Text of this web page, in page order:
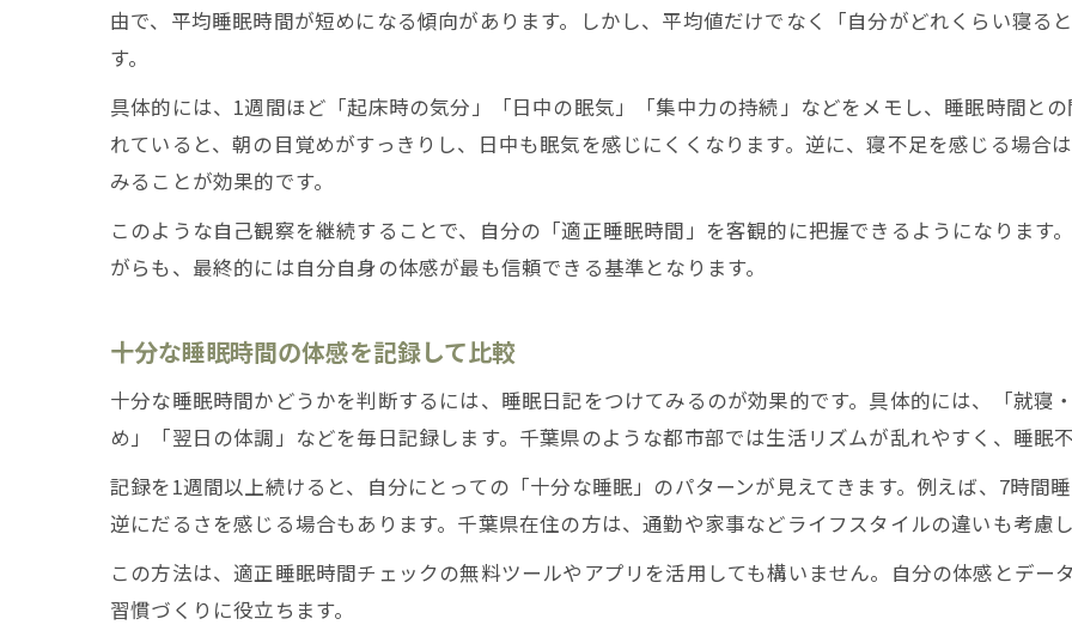
千葉県民の睡眠時間改善に向けたチェック方法
睡眠不足を招く生活習慣の見直しポイント
適正な睡眠時間をチェックする無料ツール活用術
十分な睡眠が取れているか簡単に見極める方法
長時間寝ても疲れが取れない原因と対策
橋本環奈やタモリの睡眠習慣を参考にする方法
短時間睡眠でも健康に過ごすコツはあるのか
有名人の睡眠時間を自分に当てはめるポイント
理想的な睡眠と実生活のバランスを考える視点
無理せず続く睡眠習慣を作るヒント
由で、平均睡眠時間が短めになる傾向があります。しかし、平均値だけでなく「自分がどれくらい寝る
す。
具体的には、1週間ほど「起床時の気分」「日中の眠気」「集中力の持続」などをメモし、睡眠時間と
れていると、朝の目覚めがすっきりし、日中も眠気を感じにくくなります。逆に、寝不足を感じる場合
みることが効果的です。
このような自己観察を継続することで、自分の「適正睡眠時間」を客観的に把握できるようになります
がらも、最終的には自分自身の体感が最も信頼できる基準となります。
十分な睡眠時間の体感を記録して比較
十分な睡眠時間かどうかを判断するには、睡眠日記をつけてみるのが効果的です。具体的には、「就寝
め」「翌日の体調」などを毎日記録します。千葉県のような都市部では生活リズムが乱れやすく、睡眠
記録を1週間以上続けると、自分にとっての「十分な睡眠」のパターンが見えてきます。例えば、7時間
逆にだるさを感じる場合もあります。千葉県在住の方は、通勤や家事などライフスタイルの違いも考慮
この方法は、適正睡眠時間チェックの無料ツールやアプリを活用しても構いません。自分の体感とデー
習慣づくりに役立ちます。